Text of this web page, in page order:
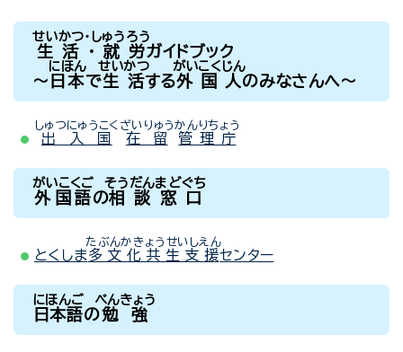
生活・就労
せいかつ・しゅうろう
ガイドブック
～ 日本
にほん
で生活
せいかつ
する外国人
がいこくじん
のみなさんへ～
出入国
しゅつにゅうこく
在留
ざいりゅう
管理庁
かんりちょう
外国語
がいこくご
の相談窓口
そうだんまどぐち
とくしま多文化共生支援
たぶんかきょうせいしえん
センター
日本語
にほんご
の勉強
べんきょう